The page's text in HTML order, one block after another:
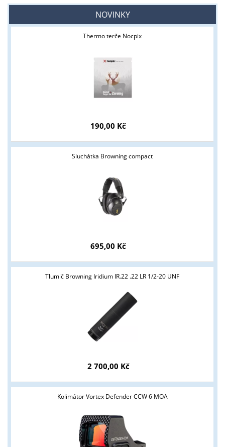
NOVINKY
Thermo terče Nocpix
190,00 Kč
Sluchátka Browning compact
695,00 Kč
Tlumič Browning Iridium IR.22 .22 LR 1/2-20 UNF
2 700,00 Kč
Kolimátor Vortex Defender CCW 6 MOA